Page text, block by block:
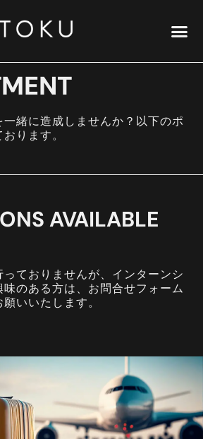
緒に造成しませんか？以下のポ
ります。
AVAILABLE
ておりませんが、インターンシ
のある方は、お問合せフォーム
いいたします。